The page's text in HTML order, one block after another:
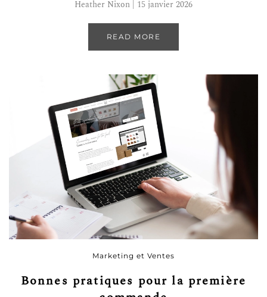
Heather Nixon | 15 janvier 2026
READ MORE
Marketing et Ventes
Bonnes pratiques pour la première